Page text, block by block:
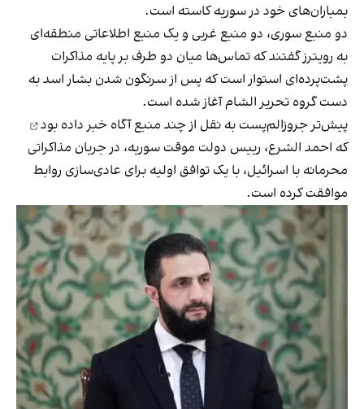
بمباران‌های خود در سوریه کاسته است.
دو منبع سوری، دو منبع غربی و یک منبع اطلاعاتی منطقه‌ای
به رویترز گفتند که تماس‌ها میان دو طرف بر پایه مذاکرات
پشت‌پرده‌ای استوار است که پس از سرنگون شدن بشار اسد به
دست گروه تحریر الشام آغاز شده است.
پیش‌تر جروزالم‌پست به نقل از چند منبع آگاه خبر داده بود
که احمد الشرع، رییس‌ دولت موقت سوریه، در جریان مذاکراتی
محرمانه با اسرائیل، با یک توافق اولیه برای عادی‌سازی روابط
موافقت کرده است.